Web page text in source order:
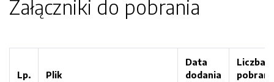
Załączniki do pobrania
Lp. Plik
Data
dodania
Liczba
pobrań